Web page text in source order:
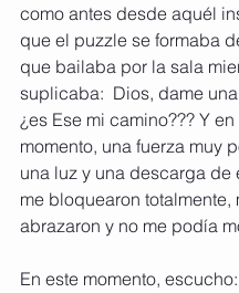
como antes desde aquél
que el puzzle se formaba
que bailaba por la sala
suplicaba:  Dios, dame
¿es Ese mi camino??? Y
momento, una fuerza muy
una luz y una descarga de
me bloquearon totalmente,
abrazaron y no me podía
En este momento, escucho: